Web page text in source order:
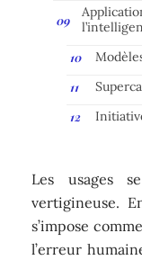
Les usages
vertigineuse.
s’impose
l’erreur